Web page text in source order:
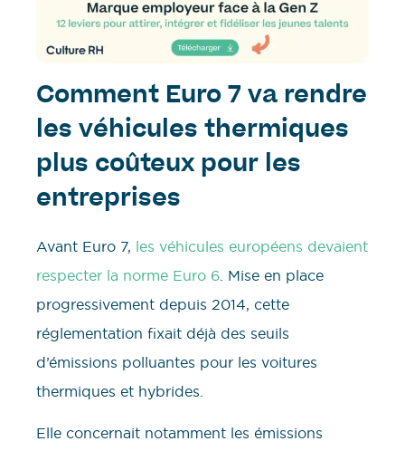
Comment Euro 7 va rendre
les véhicules thermiques
plus coûteux pour les
entreprises
Avant Euro 7, les véhicules européens devaient
respecter la norme Euro 6 . Mise en place
progressivement depuis 2014, cette
réglementation fixait déjà des seuils
d’émissions polluantes pour les voitures
thermiques et hybrides.
Elle concernait notamment les émissions